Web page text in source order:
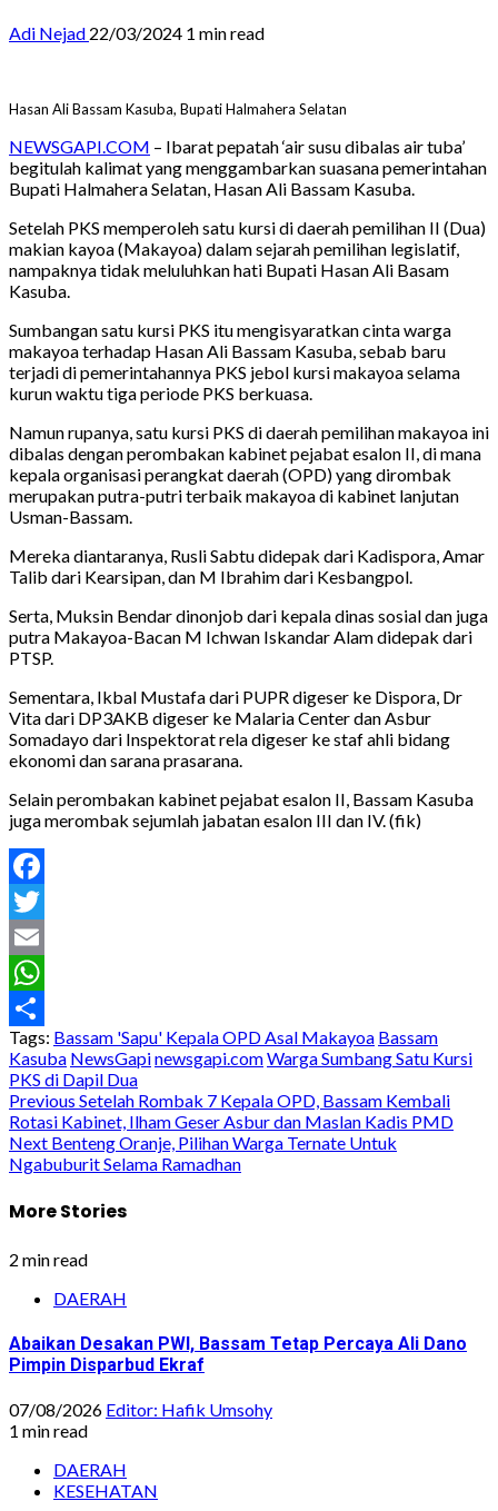
Adi Nejad 22/03/2024 1 min read
Hasan Ali Bassam Kasuba, Bupati Halmahera Selatan
NEWSGAPI.COM – Ibarat pepatah ‘air susu dibalas air tuba’
begitulah kalimat yang menggambarkan suasana pemerintahan
Bupati Halmahera Selatan, Hasan Ali Bassam Kasuba.
Setelah PKS memperoleh satu kursi di daerah pemilihan II (Dua)
makian kayoa (Makayoa) dalam sejarah pemilihan legislatif,
nampaknya tidak meluluhkan hati Bupati Hasan Ali Basam
Kasuba.
Sumbangan satu kursi PKS itu mengisyaratkan cinta warga
makayoa terhadap Hasan Ali Bassam Kasuba, sebab baru
terjadi di pemerintahannya PKS jebol kursi makayoa selama
kurun waktu tiga periode PKS berkuasa.
Namun rupanya, satu kursi PKS di daerah pemilihan makayoa ini
dibalas dengan perombakan kabinet pejabat esalon II, di mana
kepala organisasi perangkat daerah (OPD) yang dirombak
merupakan putra-putri terbaik makayoa di kabinet lanjutan
Usman-Bassam.
Mereka diantaranya, Rusli Sabtu didepak dari Kadispora, Amar
Talib dari Kearsipan, dan M Ibrahim dari Kesbangpol.
Serta, Muksin Bendar dinonjob dari kepala dinas sosial dan juga
putra Makayoa-Bacan M Ichwan Iskandar Alam didepak dari
PTSP.
Sementara, Ikbal Mustafa dari PUPR digeser ke Dispora, Dr
Vita dari DP3AKB digeser ke Malaria Center dan Asbur
Somadayo dari Inspektorat rela digeser ke staf ahli bidang
ekonomi dan sarana prasarana.
Selain perombakan kabinet pejabat esalon II, Bassam Kasuba
juga merombak sejumlah jabatan esalon III dan IV. (fik)
Facebook
Twitter
Email
WhatsApp
Share
Tags: Bassam 'Sapu' Kepala OPD Asal Makayoa Bassam
Kasuba NewsGapinewsgapi.comWarga Sumbang Satu Kursi
PKS di Dapil Dua
Post
navigation
Previous Setelah Rombak 7 Kepala OPD, Bassam Kembali
Rotasi Kabinet, Ilham Geser Asbur dan Maslan Kadis PMD
Next Benteng Oranje, Pilihan Warga Ternate Untuk
Ngabuburit Selama Ramadhan
More Stories
2 min read
DAERAH
Abaikan Desakan PWI, Bassam Tetap Percaya Ali Dano
Pimpin Disparbud Ekraf
07/08/2026 Editor: Hafik Umsohy
1 min read
DAERAH
KESEHATAN